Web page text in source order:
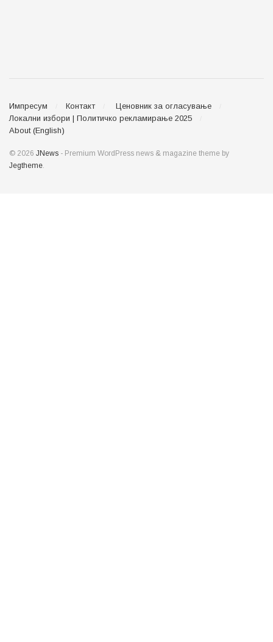
Импресум Контакт
Ценовник за огласување
Локални избори | Политичко рекламирање 2025
About (English)
© 2026 JNews - Premium WordPress news & magazine theme by
Jegtheme.